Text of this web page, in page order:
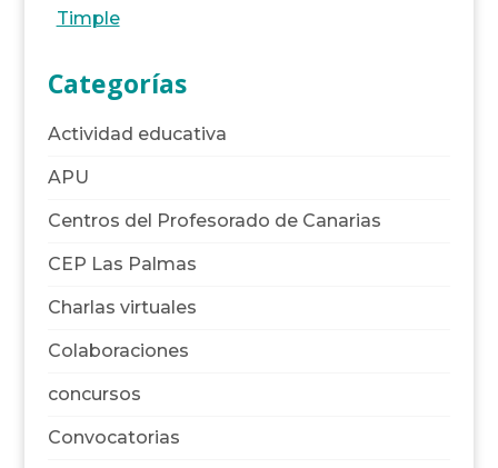
Timple
Categorías
Actividad educativa
APU
Centros del Profesorado de Canarias
CEP Las Palmas
Charlas virtuales
Colaboraciones
concursos
Convocatorias